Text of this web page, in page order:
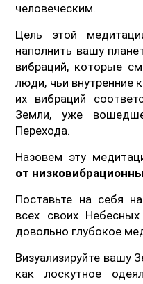
человеческим.
Цель этой
наполнить вашу
вибраций, которые
люди, чьи внутренние
их вибраций
Земли, уже
Перехода.
Назовем эту
от
Поставьте на себя
всех своих
довольно глубокое
Визуализируйте вашу
как лоскутное